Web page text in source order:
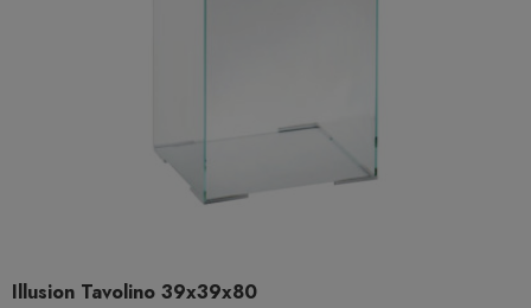
Illusion Tavolino 39x39x80